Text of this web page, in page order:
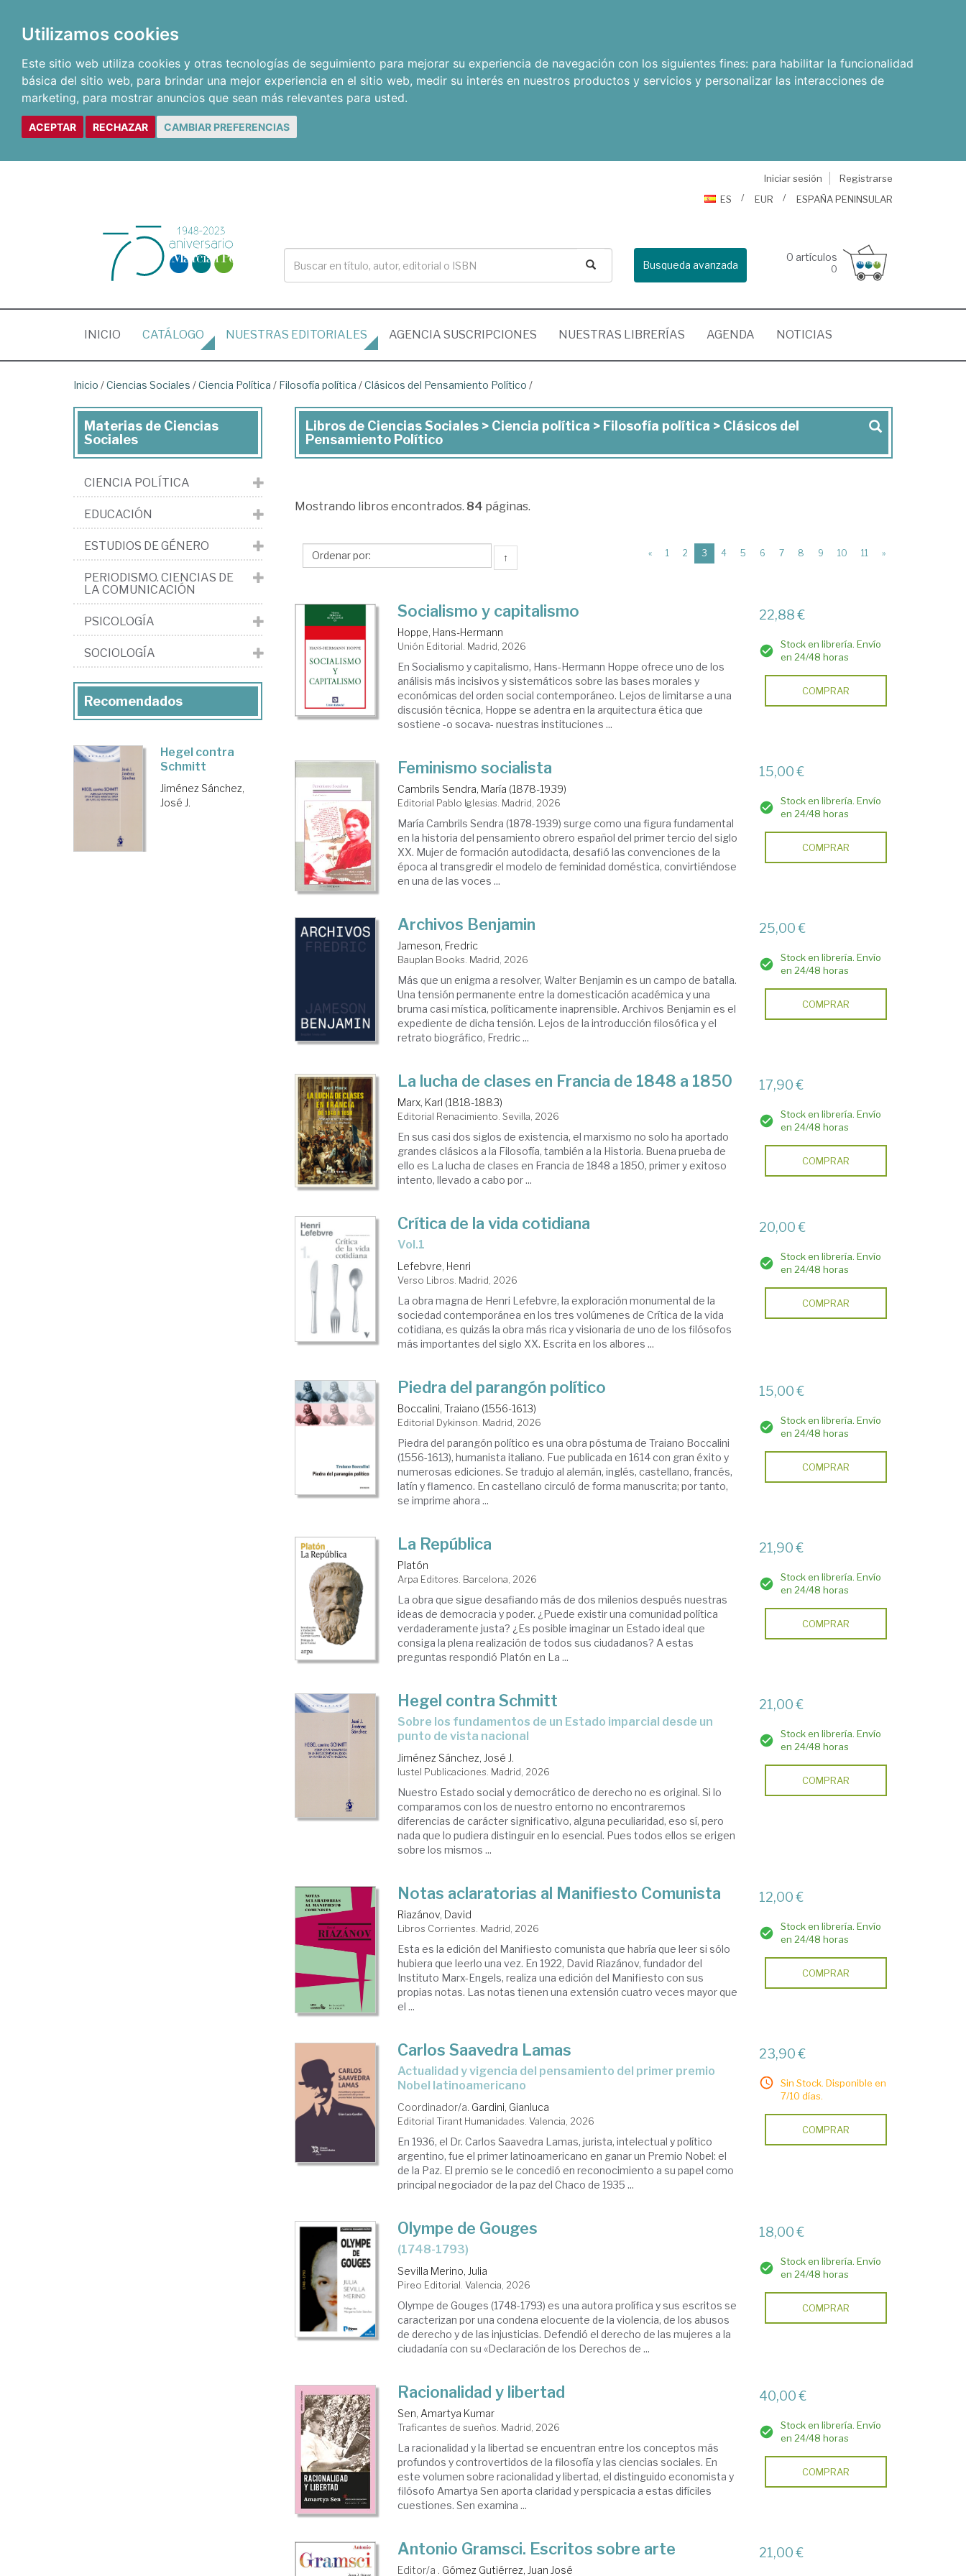
Utilizamos cookies
Este sitio web utiliza cookies y otras tecnologías de seguimiento para mejorar su experiencia de navegación con los siguientes fines: para habilitar la funcionalidad
básica del sitio web, para brindar una mejor experiencia en el sitio web, medir su interés en nuestros productos y servicios y personalizar las interacciones de
marketing, para mostrar anuncios que sean más relevantes para usted.
ACEPTAR RECHAZAR CAMBIAR PREFERENCIAS
Iniciar sesión
Registrarse
ES
EUR ESPAÑA PENINSULAR
Busqueda avanzada
0 artículos
0
INICIO (CURRENT)
CATÁLOGO NUESTRAS EDITORIALES AGENCIA SUSCRIPCIONES NUESTRAS LIBRERÍAS AGENDA NOTICIAS
Inicio /Ciencias Sociales /Ciencia Política / Filosofía política /Clásicos del Pensamiento Político /
Libros
de
Sociales
Ciencia
política
Filosofía
política
Clásicos
Pensamiento
Libros de Ciencias Sociales > Ciencia política > Filosofía política > Clásicos del
Pensamiento Político
Mostrando libros encontrados. 84 páginas.
↑ « 1 2 3 (current)
4 5 6 7 8 9 10 11 »
Socialismo y capitalismo
Hoppe, Hans-Hermann
Unión Editorial. Madrid, 2026
En Socialismo y capitalismo, Hans-Hermann Hoppe ofrece uno de los
análisis más incisivos y sistemáticos sobre las bases morales y
económicas del orden social contemporáneo. Lejos de limitarse a una
discusión técnica, Hoppe se adentra en la arquitectura ética que
sostiene -o socava- nuestras instituciones ...
22,88 €
Stock en librería. Envío
en 24/48 horas
COMPRAR
Feminismo socialista
Cambrils Sendra, María (1878-1939)
Editorial Pablo Iglesias. Madrid, 2026
María Cambrils Sendra (1878-1939) surge como una figura fundamental
en la historia del pensamiento obrero español del primer tercio del siglo
XX. Mujer de formación autodidacta, desafió las convenciones de la
época al transgredir el modelo de feminidad doméstica, convirtiéndose
en una de las voces ...
15,00 €
Stock en librería. Envío
en 24/48 horas
COMPRAR
Archivos Benjamin
Jameson, Fredric
Bauplan Books. Madrid, 2026
Más que un enigma a resolver, Walter Benjamin es un campo de batalla.
Una tensión permanente entre la domesticación académica y una
bruma casi mística, políticamente inaprensible. Archivos Benjamin es el
expediente de dicha tensión. Lejos de la introducción filosófica y el
retrato biográfico, Fredric ...
25,00 €
Stock en librería. Envío
en 24/48 horas
COMPRAR
La lucha de clases en Francia de 1848 a 1850
Marx, Karl (1818-1883)
Editorial Renacimiento. Sevilla, 2026
En sus casi dos siglos de existencia, el marxismo no solo ha aportado
grandes clásicos a la Filosofía, también a la Historia. Buena prueba de
ello es La lucha de clases en Francia de 1848 a 1850, primer y exitoso
intento, llevado a cabo por ...
17,90 €
Stock en librería. Envío
en 24/48 horas
COMPRAR
Crítica de la vida cotidiana
Vol.1
Lefebvre, Henri
Verso Libros. Madrid, 2026
La obra magna de Henri Lefebvre, la exploración monumental de la
sociedad contemporánea en los tres volúmenes de Crítica de la vida
cotidiana, es quizás la obra más rica y visionaria de uno de los filósofos
más importantes del siglo XX. Escrita en los albores ...
20,00 €
Stock en librería. Envío
en 24/48 horas
COMPRAR
Piedra del parangón político
Boccalini, Traiano (1556-1613)
Editorial Dykinson. Madrid, 2026
Piedra del parangón político es una obra póstuma de Traiano Boccalini
(1556-1613), humanista italiano. Fue publicada en 1614 con gran éxito y
numerosas ediciones. Se tradujo al alemán, inglés, castellano, francés,
latín y flamenco. En castellano circuló de forma manuscrita; por tanto,
se imprime ahora ...
15,00 €
Stock en librería. Envío
en 24/48 horas
COMPRAR
La República
Platón
Arpa Editores. Barcelona, 2026
La obra que sigue desafiando más de dos milenios después nuestras
ideas de democracia y poder. ¿Puede existir una comunidad política
verdaderamente justa? ¿Es posible imaginar un Estado ideal que
consiga la plena realización de todos sus ciudadanos? A estas
preguntas respondió Platón en La ...
21,90 €
Stock en librería. Envío
en 24/48 horas
COMPRAR
Hegel contra Schmitt
sobre los fundamentos de un Estado imparcial desde un
punto de vista nacional
Jiménez Sánchez, José J.
Iustel Publicaciones. Madrid, 2026
Nuestro Estado social y democrático de derecho no es original. Si lo
comparamos con los de nuestro entorno no encontraremos
diferencias de carácter significativo, alguna peculiaridad, eso sí, pero
nada que lo pudiera distinguir en lo esencial. Pues todos ellos se erigen
sobre los mismos ...
21,00 €
Stock en librería. Envío
en 24/48 horas
COMPRAR
Notas aclaratorias al Manifiesto Comunista
Riazánov, David
Libros Corrientes. Madrid, 2026
Esta es la edición del Manifiesto comunista que habría que leer si sólo
hubiera que leerlo una vez. En 1922, David Riazánov, fundador del
Instituto Marx-Engels, realiza una edición del Manifiesto con sus
propias notas. Las notas tienen una extensión cuatro veces mayor que
el ...
12,00 €
Stock en librería. Envío
en 24/48 horas
COMPRAR
Carlos Saavedra Lamas
Actualidad y vigencia del pensamiento del primer premio
Nobel latinoamericano
Coordinador/a. Gardini, Gianluca
Editorial Tirant Humanidades. Valencia, 2026
En 1936, el Dr. Carlos Saavedra Lamas, jurista, intelectual y político
argentino, fue el primer latinoamericano en ganar un Premio Nobel: el
de la Paz. El premio se le concedió en reconocimiento a su papel como
principal negociador de la paz del Chaco de 1935 ...
23,90 €
Sin Stock. Disponible en
7/10 días.
COMPRAR
Olympe de Gouges
(1748-1793)
Sevilla Merino, Julia
Pireo Editorial. Valencia, 2026
Olympe de Gouges (1748-1793) es una autora prolífica y sus escritos se
caracterizan por una condena elocuente de la violencia, de los abusos
de derecho y de las injusticias. Defendió el derecho de las mujeres a la
ciudadanía con su «Declaración de los Derechos de ...
18,00 €
Stock en librería. Envío
en 24/48 horas
COMPRAR
Racionalidad y libertad
Sen, Amartya Kumar
Traficantes de sueños. Madrid, 2026
La racionalidad y la libertad se encuentran entre los conceptos más
profundos y controvertidos de la filosofía y las ciencias sociales. En
este volumen sobre racionalidad y libertad, el distinguido economista y
filósofo Amartya Sen aporta claridad y perspicacia a estas difíciles
cuestiones. Sen examina ...
40,00 €
Stock en librería. Envío
en 24/48 horas
COMPRAR
Antonio Gramsci. Escritos sobre arte
Editor/a . Gómez Gutiérrez, Juan José
21,00 €
Materias de Ciencias
Sociales
CIENCIA POLÍTICA
EDUCACIÓN
ESTUDIOS DE GÉNERO
PERIODISMO. CIENCIAS DE
LA COMUNICACIÓN
PSICOLOGÍA
SOCIOLOGÍA
Recomendados
Hegel contra
Schmitt
Jiménez Sánchez,
José J.